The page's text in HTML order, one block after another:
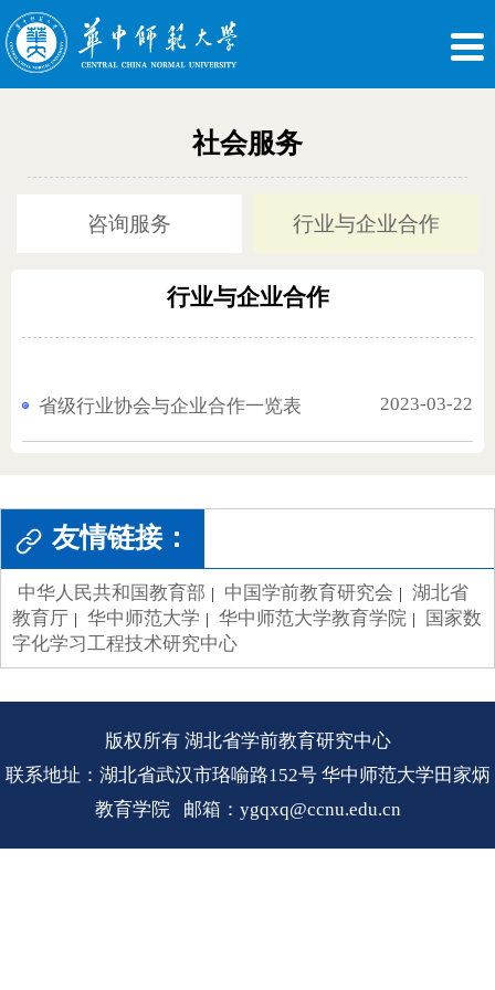
社会服务
咨询服务 行业与企业合作
行业与企业合作
2023-03-22
省级行业协会与企业合作一览表
友情链接：
中华人民共和国教育部 | 中国学前教育研究会 |
湖北省
教育厅 | 华中师范大学 | 华中师范大学教育学院 |
国家数
字化学习工程技术研究中心
版权所有 湖北省学前教育研究中心
联系地址：湖北省武汉市珞喻路152号 华中师范大学田家炳
教育学院 邮箱：ygqxq@ccnu.edu.cn